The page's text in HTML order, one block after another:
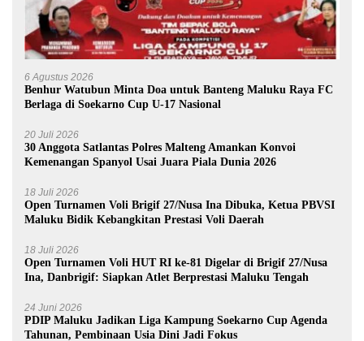
6 Agustus 2026
Benhur Watubun Minta Doa untuk Banteng Maluku Raya FC
Berlaga di Soekarno Cup U-17 Nasional
20 Juli 2026
30 Anggota Satlantas Polres Malteng Amankan Konvoi
Kemenangan Spanyol Usai Juara Piala Dunia 2026
18 Juli 2026
Open Turnamen Voli Brigif 27/Nusa Ina Dibuka, Ketua PBVSI
Maluku Bidik Kebangkitan Prestasi Voli Daerah
18 Juli 2026
Open Turnamen Voli HUT RI ke-81 Digelar di Brigif 27/Nusa
Ina, Danbrigif: Siapkan Atlet Berprestasi Maluku Tengah
24 Juni 2026
PDIP Maluku Jadikan Liga Kampung Soekarno Cup Agenda
Tahunan, Pembinaan Usia Dini Jadi Fokus